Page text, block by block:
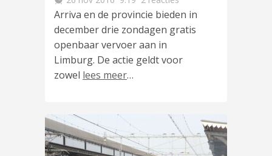
Arriva en de provincie bieden in
december drie zondagen gratis
openbaar vervoer aan in
Limburg. De actie geldt voor
zowel lees meer…